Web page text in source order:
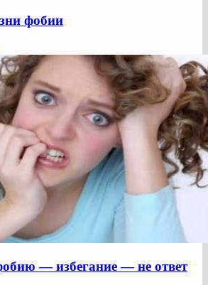
фобии
— избегание — не ответ